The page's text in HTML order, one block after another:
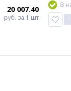
20 007.40
руб. за 1 шт
В
-